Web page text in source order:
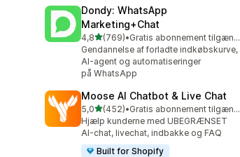
Dondy: WhatsApp
Marketing+Chat
4,8ud af 5 stjerner
(769)
769 anmeldelser i alt
•
Gratis abonnement tilgængeligt
Gendannelse af forladte indkøbskurve,
AI-agent og automatiseringer
på WhatsApp
Moose AI Chatbot & Live Chat
5,0ud af 5 stjerner
(452)
452 anmeldelser i alt
•
Gratis abonnement tilgængeligt
Hjælp kunderne med UBEGRÆNSET
AI-chat, livechat, indbakke og FAQ
Built for Shopify